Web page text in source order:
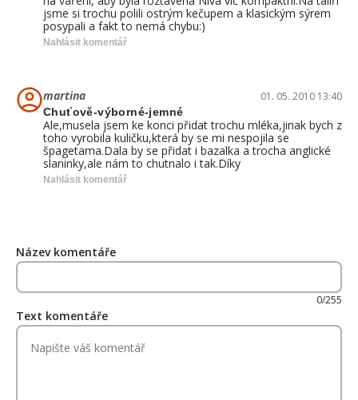
jsme si trochu polili ostrým kečupem a klasickým sýrem
posypali a fakt to nemá chybu:)
Nahlásit komentář
martina 01. 05. 2010 13:40
Chuťově-výborné-jemné
Ale,musela jsem ke konci přidat trochu mléka,jinak bych z
toho vyrobila kuličku,která by se mi nespojila se
špagetama.Dala by se přidat i bazalka a trocha anglické
slaninky,ale nám to chutnalo i tak.Díky
Nahlásit komentář
Název komentáře
0/255
Text komentáře